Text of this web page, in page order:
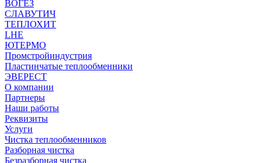
ВОГЕЗ
СЛАВУТИЧ
ТЕПЛОХИТ
LHE
ЮТЕРМО
Промстройиндустрия
Пластинчатые теплообменники
ЭВЕРЕСТ
О компании
Партнеры
Наши работы
Реквизиты
Услуги
Чистка теплообменников
Разборная чистка
Безразборная чистка